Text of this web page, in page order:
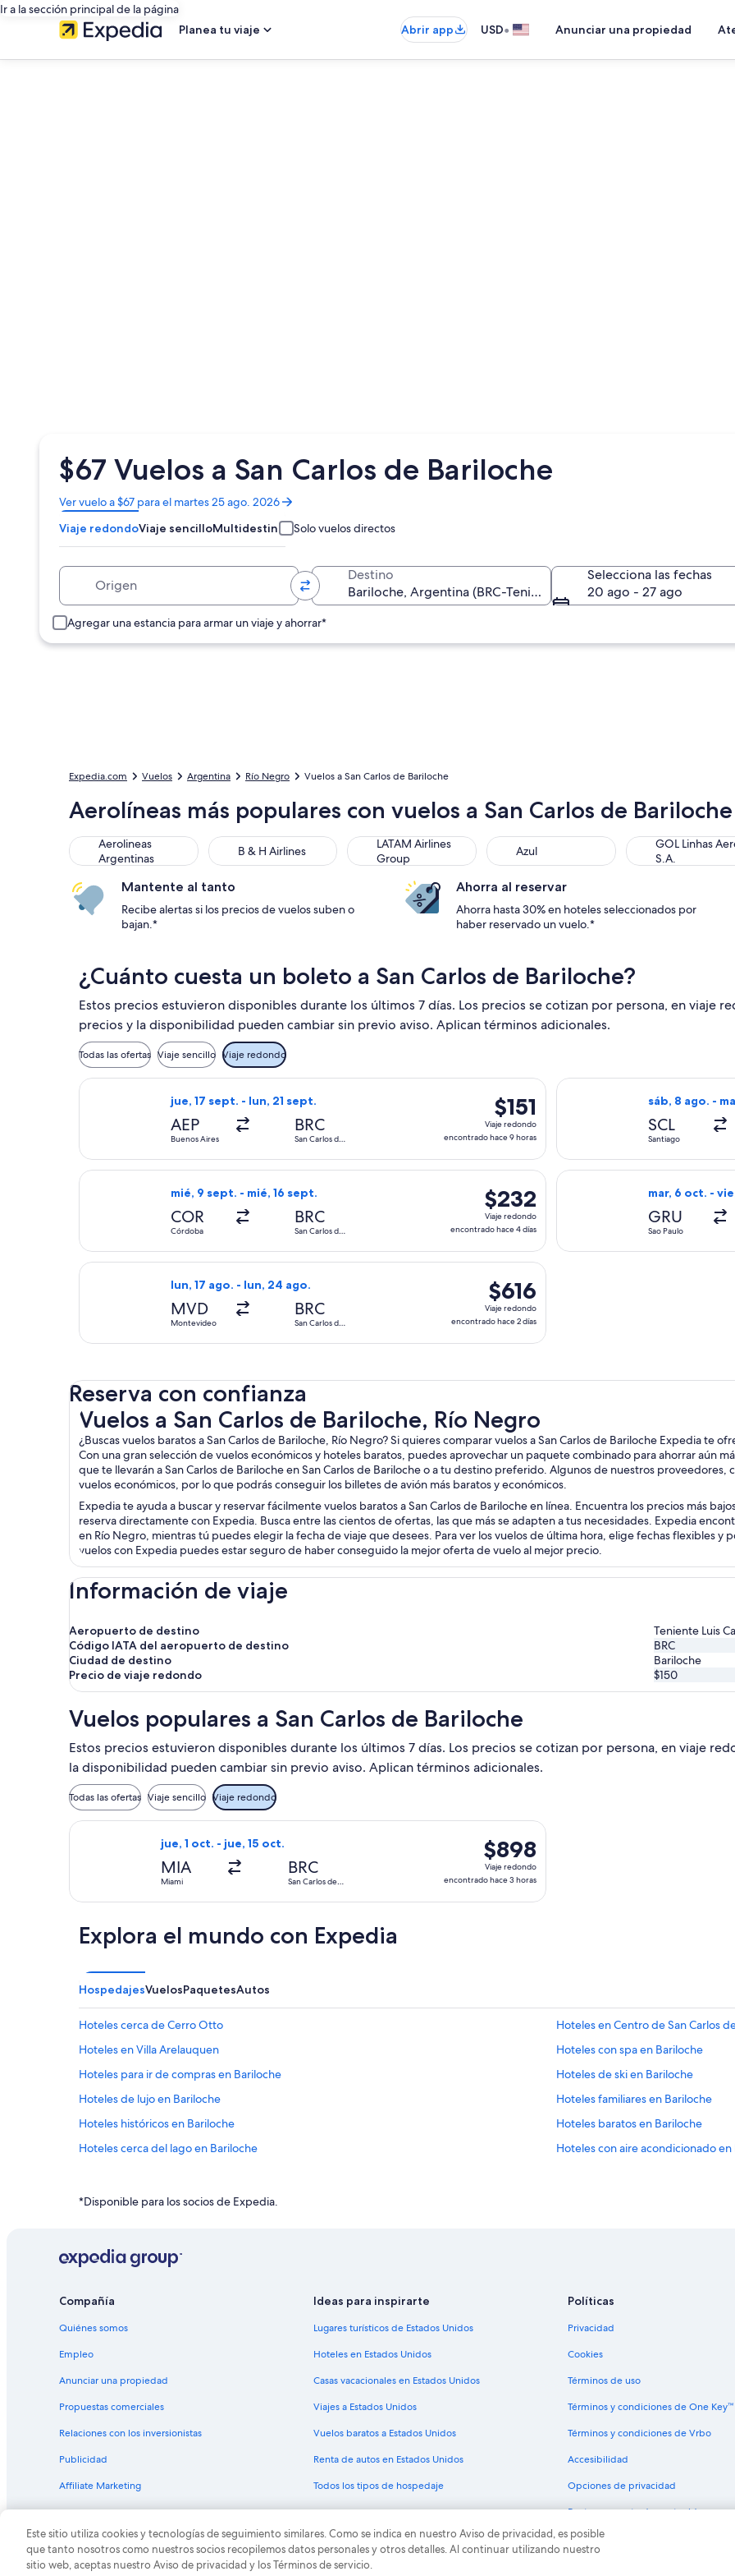
Ir a la sección principal de la página
Planea tu viaje
Abrir app USD• Anunciar una propiedad
$67 Vuelos a San Carlos de Bariloche
Ver vuelo a $67 para el martes 25 ago. 2026
Se
abrirá
en
una
ventana
Viaje redondoViaje sencilloMultidestino Solo vuelos directos
Destino
Selecciona las fechas
20 ago - 27 ago
Agregar una estancia para armar un viaje y ahorrar*
Expedia.com Vuelos Argentina Río Negro Vuelos a San Carlos de Bariloche
Aerolíneas más populares con vuelos a San Carlos de Bariloche
Aerolineas
Argentinas
Aerolineas Argentinas B & H Airlines
B & H Airlines
LATAM Airlines
Group
LATAM Airlines Group Azul
Azul
GOL Linhas
S.A.
GOL Linhas Aereas
Mantente al tanto
Recibe alertas si los precios de vuelos suben o
bajan.*
Ahorra al reservar
Ahorra hasta 30% en hoteles seleccionados por
haber reservado un vuelo.*
¿Cuánto cuesta un boleto a San Carlos de Bariloche?
Estos precios estuvieron disponibles durante los últimos 7 días. Los precios se cotizan por persona, en viaje
precios y la disponibilidad pueden cambiar sin previo aviso. Aplican términos adicionales.
Todas las ofertas Viaje sencillo Viaje redondo
jue, 17 sept. - lun, 21 sept.
AEP
Buenos Aires
BRC
San Carlos de
$151
Viaje
redondo,
encontrado
hace
9
horas
$151
Viaje redondo
encontrado hace 9 horas
Seleccionar vuelo de Jetsmart SPA, con salida el jue, 17 sept. desde Buenos Aires hacia San
sáb, 8 ago. -
SCL
Santiago
Seleccionar
mié, 9 sept. - mié, 16 sept.
COR
Córdoba
BRC
San Carlos de
$232
Viaje
redondo,
encontrado
hace
días
$232
Viaje redondo
encontrado hace 4 días
Seleccionar vuelo de Aerolineas Argentinas, con salida el mié, 9 sept. desde Córdoba hacia
mar, 6 oct. -
GRU
Sao Paulo
Seleccionar
lun, 17 ago. - lun, 24 ago.
MVD
Montevideo
BRC
San Carlos de
$616
Viaje
redondo,
encontrado
$616
Viaje redondo
encontrado hace 2 días
Seleccionar vuelo de LATAM Airlines Group, con salida el lun, 17 ago. desde Montevideo
Reserva con confianza
Vuelos a San Carlos de Bariloche, Río Negro
¿Buscas vuelos baratos a San Carlos de Bariloche, Río Negro? Si quieres comparar vuelos a San Carlos de Bariloche Expedia te
Con una gran selección de vuelos económicos y hoteles baratos, puedes aprovechar un paquete combinado para ahorrar aún
que te llevarán a San Carlos de Bariloche en San Carlos de Bariloche o a tu destino preferido. Algunos de nuestros
vuelos económicos, por lo que podrás conseguir los billetes de avión más baratos y económicos.
Expedia te ayuda a buscar y reservar fácilmente vuelos baratos a San Carlos de Bariloche en línea. Encuentra los precios más
reserva directamente con Expedia. Busca entre las cientos de ofertas, las que más se adapten a tus necesidades. Expedia
en Río Negro, mientras tú puedes elegir la fecha de viaje que desees. Para ver los vuelos de última hora, elige fechas flexibles y
vuelos con Expedia puedes estar seguro de haber conseguido la mejor oferta de vuelo al mejor precio.
Vuelos a San Carlos de Bariloche, Río Negro
Información de viaje
Aeropuerto de destino
Teniente Luis
Código IATA del aeropuerto de destino
BRC
Ciudad de destino
Bariloche
Precio de viaje redondo
$150
Vuelos populares a San Carlos de Bariloche
Estos precios estuvieron disponibles durante los últimos 7 días. Los precios se cotizan por persona, en viaje
la disponibilidad pueden cambiar sin previo aviso. Aplican términos adicionales.
Todas las ofertas Viaje sencillo Viaje redondo
jue, 1 oct. - jue, 15 oct.
MIA
Miami
BRC
San Carlos de
$898
Viaje
redondo,
encontrado
$898
Viaje redondo
encontrado hace 3 horas
Seleccionar vuelo de Aerolineas Argentinas, con salida el jue, 1 oct. desde Miami hacia San
Explora el mundo con Expedia
HospedajesVuelosPaquetesAutos
Hoteles cerca de Cerro Otto
Hoteles en Centro de San Carlos
Hoteles en Villa Arelauquen
Hoteles con spa en Bariloche
Hoteles para ir de compras en Bariloche
Hoteles de ski en Bariloche
Hoteles de lujo en Bariloche
Hoteles familiares en Bariloche
Hoteles históricos en Bariloche
Hoteles baratos en Bariloche
Hoteles cerca del lago en Bariloche
Hoteles con aire acondicionado en
Hoteles con desayuno incluido en Bariloche
Hoteles con hidromasaje en Bariloche
Hoteles cerca de Centro cívico de Bariloche
Apart-Hoteles en Villa Catedral
Resorts en Villa Catedral
Hoteles que aceptan mascotas en
Hoteles cerca de Teleférico Cerro Otto
Cabañas en Golondrinas
Lodges en Golondrinas
Hoteles cerca de Parque
*Disponible para los socios de Expedia.
Compañía
Quiénes somos
Empleo
Anunciar una propiedad
Propuestas comerciales
Relaciones con los inversionistas
Publicidad
Affiliate Marketing
Ideas para inspirarte
Lugares turísticos de Estados Unidos
Hoteles en Estados Unidos
Casas vacacionales en Estados Unidos
Viajes a Estados Unidos
Vuelos baratos a Estados Unidos
Renta de autos en Estados Unidos
Todos los tipos de hospedaje
Políticas
Privacidad
Cookies
Términos de uso
Términos y condiciones de One Key™
Términos y condiciones de Vrbo
Accesibilidad
Opciones de privacidad
Pautas y reporte de contenido
© 2026 Expedia, Inc., una empresa de Expedia Group. Todos los derechos reservados. Expedia y el logo de Expedia son marcas
Este sitio utiliza cookies y tecnologías de seguimiento similares. Como se indica en nuestro Aviso de privacidad, es posible
que tanto nosotros como nuestros socios recopilemos datos personales y otros detalles. Al continuar utilizando nuestro
sitio web, aceptas nuestro Aviso de privacidad y los Términos de servicio.